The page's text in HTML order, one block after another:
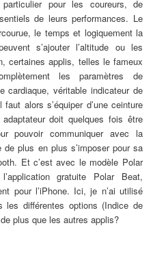
pour les coureurs, de
de leurs performances. Le
le temps et logiquement la
s’ajouter l’altitude ou les
certaines applis, telles le fameux
les paramètres de
cardiaque, véritable indicateur de
alors s’équiper d’une ceinture
doit quelques fois être
pouvoir communiquer avec la
plus en plus s’imposer pour sa
Et c’est avec le modèle Polar
gratuite Polar Beat,
pour l’iPhone. Ici, je n’ai utilisé
les différentes options (Indice de
plus que les autres applis?